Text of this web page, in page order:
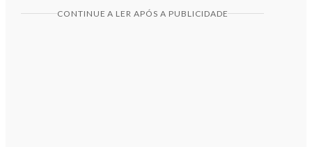
CONTINUE A LER APÓS A PUBLICIDADE